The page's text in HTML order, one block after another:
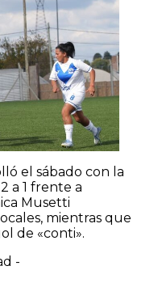
el sábado con la
a 1 frente a
Musetti
mientras que
de «conti».
-